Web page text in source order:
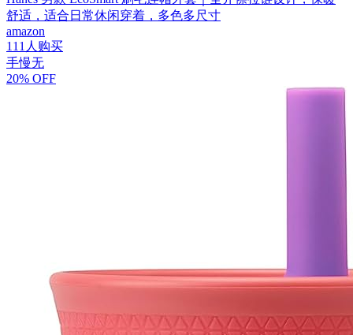
舒适，适合日常休闲穿着，多色多尺寸
amazon
111人购买
手慢无
20% OFF